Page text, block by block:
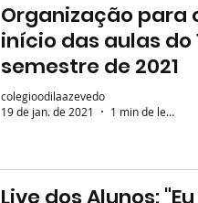
Organização para o
início das aulas do 1º
semestre de 2021
colegioodilaazevedo
19 de jan. de 2021
1 min de leitura
Live dos Alunos: "Eu